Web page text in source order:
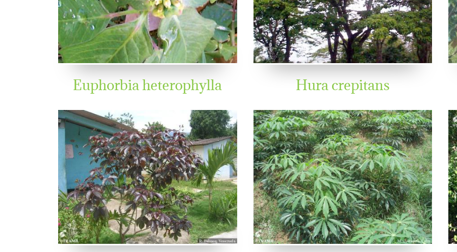
Euphorbia heterophylla Hura crepitans